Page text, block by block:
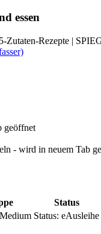
essen
Zutaten-Rezepte |
geöffnet
- wird in neuem Tab
Status
Status: eAusleihe